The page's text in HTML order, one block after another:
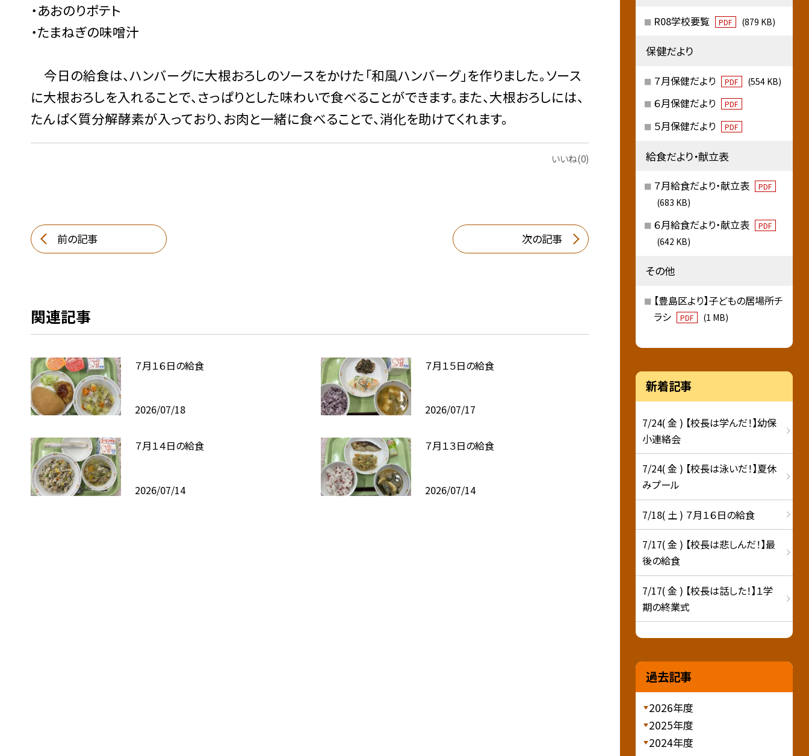
・あおのりポテト
・たまねぎの味噌汁
今日の給食は、ハンバーグに大根おろしのソースをかけた「和風ハンバーグ」を作りました。ソース
に大根おろしを入れることで、さっぱりとした味わいで食べることができます。また、大根おろしには、
たんぱく質分解酵素が入っており、お肉と一緒に食べることで、消化を助けてくれます。
いいね(0)
前の記事 次の記事
関連記事
７月１６日の給食
2026/07/18
７月１５日の給食
2026/07/17
７月１４日の給食
2026/07/14
７月１３日の給食
2026/07/14
R08学校要覧 PDF (879 KB)
保健だより
７月保健だより PDF (554 KB)
６月保健だより PDF
５月保健だより PDF
給食だより・献立表
７月給食だより・献立表 PDF
(683 KB)
６月給食だより・献立表 PDF
(642 KB)
その他
【豊島区より】子どもの居場所チ
ラシ
PDF (1 MB)
新着記事
7/24( 金 ) 【校長は学んだ！】幼保
小連絡会
7/24( 金 ) 【校長は泳いだ！】夏休
みプール
7/18( 土 ) ７月１６日の給食
7/17( 金 ) 【校長は悲しんだ！】最
後の給食
7/17( 金 ) 【校長は話した！】１学
期の終業式
過去記事
2026年度
2025年度
2024年度